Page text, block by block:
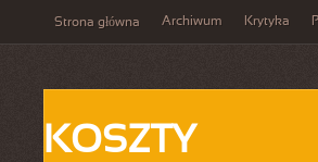
Strona główna Archiwum Krytyka
KOSZTY